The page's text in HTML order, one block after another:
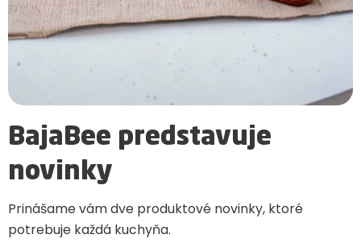
BajaBee predstavuje
novinky
Prinášame vám dve produktové novinky, ktoré
potrebuje každá kuchyňa.